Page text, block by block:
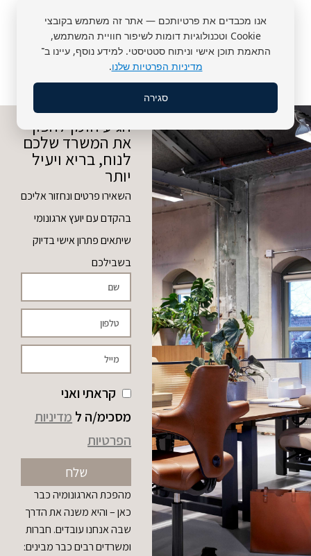
אנו מכבדים את פרטיותכם — אתר זה משתמש בקובצי
Cookie וטכנולוגיות דומות לשיפור חוויית המשתמש,
התאמת תוכן אישי וניתוח סטטיסטי. למידע נוסף, עיינו ב־
מדיניות הפרטיות שלנו.
סגירה
הגיע הזמן להפוך
את המשרד שלכם
לנוח, בריא ויעיל
יותר
השאירו פרטים ונחזור אליכם
בהקדם עם יועץ ארגונומי
שיתאים פתרון אישי בדיוק
בשבילכם
קראתי ואני
מסכימ/ה ל מדיניות
הפרטיות
שלח
מהפכת הארגונומיה כבר
כאן – והיא משנה את הדרך
שבה אנחנו עובדים. חברות
ומשרדים רבים כבר מבינים: